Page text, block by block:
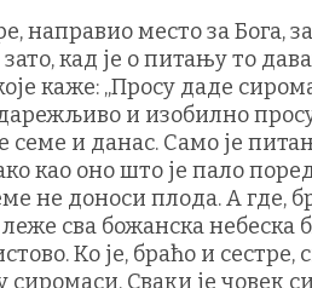
направио место за Бога,
кад је о питању то
каже: „Просу даде
дарежљиво и изобилно
семе и данас. Само је
као оно што је пало
не доноси плода. А где,
сва божанска небеска
Ко је, браћо и
Сваки је човек